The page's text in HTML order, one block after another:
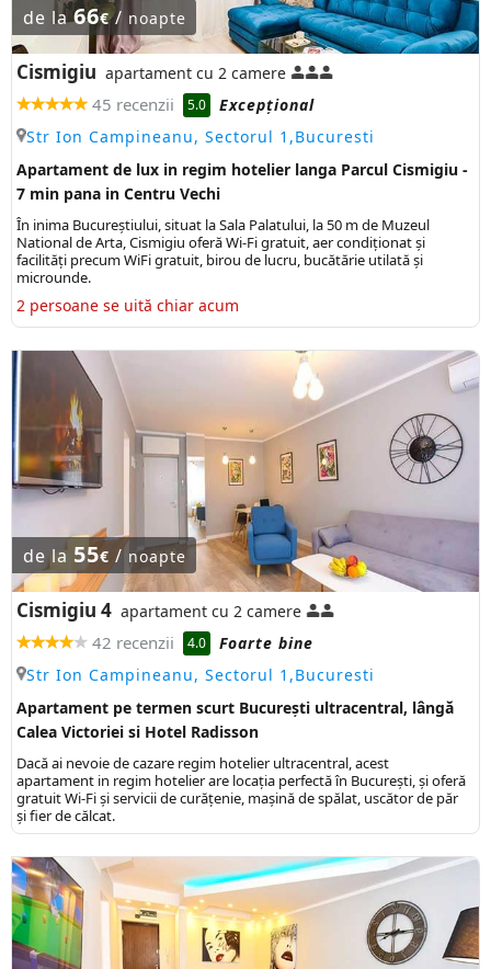
de la66€/ noapte
Cismigiu apartament cu 2 camere
45 recenzii 5.0
Excepţional
Str Ion Campineanu, Sectorul 1,Bucuresti
Apartament de lux in regim hotelier langa Parcul Cismigiu -
7 min pana in Centru Vechi
În inima Bucureștiului, situat la Sala Palatului, la 50 m de Muzeul
National de Arta, Cismigiu oferă Wi-Fi gratuit, aer condiționat și
facilități precum WiFi gratuit, birou de lucru, bucătărie utilată și
microunde.
2 persoane se uită chiar acum
de la 55€ / noapte
Cismigiu 4 apartament cu 2 camere
42 recenzii 4.0
Foarte bine
Str Ion Campineanu, Sectorul 1,Bucuresti
Apartament pe termen scurt București ultracentral, lângă
Calea Victoriei si Hotel Radisson
Dacă ai nevoie de cazare regim hotelier ultracentral, acest
apartament in regim hotelier are locaţia perfectă în Bucureşti, şi oferă
gratuit Wi-Fi şi servicii de curăţenie, mașină de spălat, uscător de păr
și fier de călcat.